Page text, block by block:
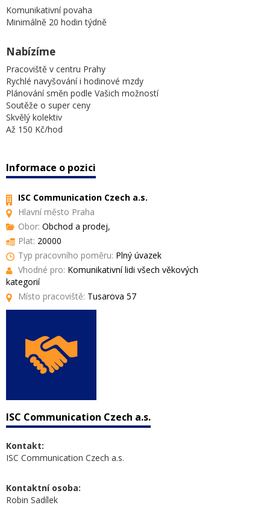
Komunikativní povaha
Minimálně 20 hodin týdně
Nabízíme
Pracoviště v centru Prahy
Rychlé navyšování i hodinové mzdy
Plánování směn podle Vašich možností
Soutěže o super ceny
Skvělý kolektiv
Až 150 Kč/hod
Informace o pozici
ISC Communication Czech a.s.
Hlavní město Praha
Obor: Obchod a prodej,
Plat: 20000
Typ pracovního poměru: Plný úvazek
Vhodné pro: Komunikativní lidi všech věkových
kategorií
Místo pracoviště: Tusarova 57
ISC Communication Czech a.s.
Kontakt:
ISC Communication Czech a.s.
Kontaktní osoba:
Robin Sadílek